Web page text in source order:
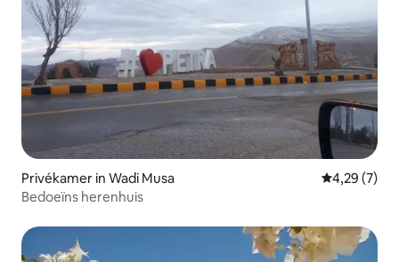
Privékamer in Wadi Musa
4,29 (7)
Bedoeïns herenhuis